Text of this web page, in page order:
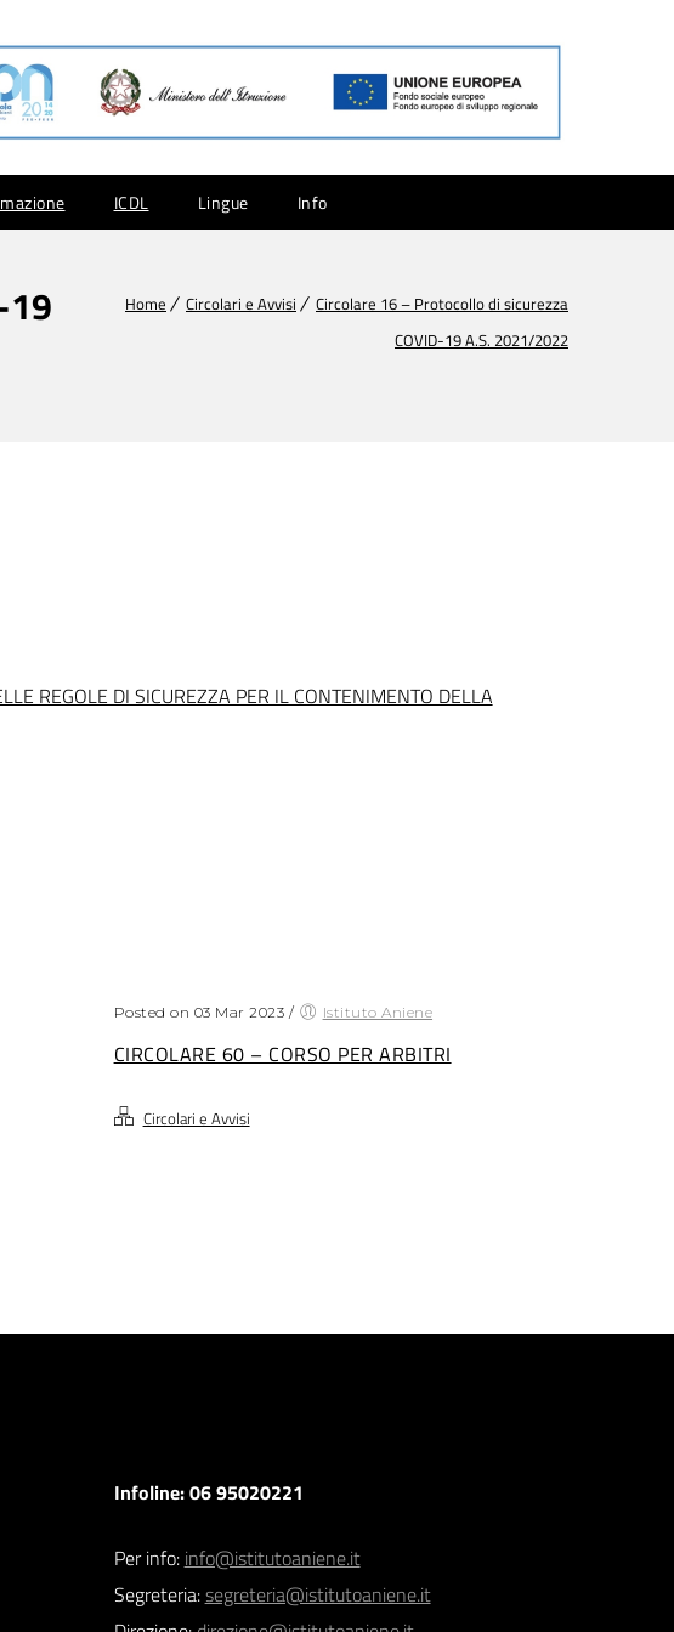
ICDL Lingue Info
19
Home Circolari e Avvisi
Circolare 16 – Protocollo di sicurezza
COVID-19 A.S. 2021/2022
REGOLE DI SICUREZZA PER IL CONTENIMENTO DELLA
Posted on 03 Mar 2023 / Istituto Aniene
CIRCOLARE 60 – CORSO PER ARBITRI
Circolari e Avvisi
Infoline: 06 95020221
Per info: info@istitutoaniene.it
Segreteria:segreteria@istitutoaniene.it